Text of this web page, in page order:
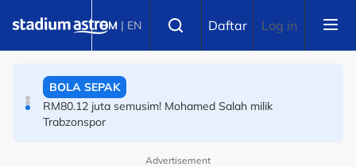
BM | EN Daftar Log in
Tonggak utama pasukan ranking ke-89 dunia meninggal
BOLA SEPAK
RM80.12 juta semusim! Mohamed Salah milik
Trabzonspor
Advertisement